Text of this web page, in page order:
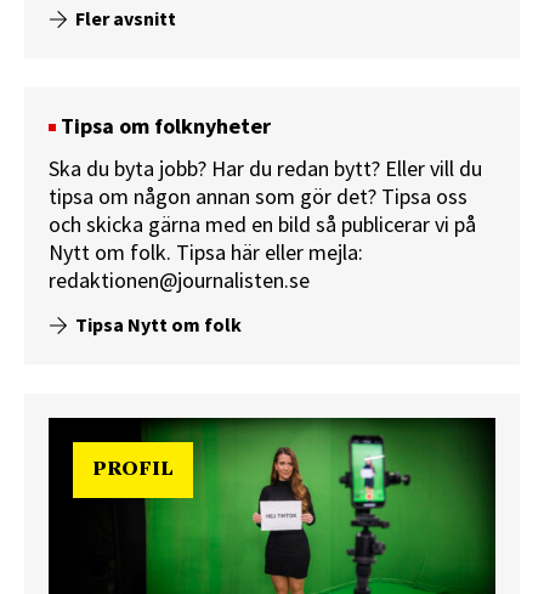
Fler avsnitt
Tipsa om folknyheter
Ska du byta jobb? Har du redan bytt? Eller vill du
tipsa om någon annan som gör det? Tipsa oss
och skicka gärna med en bild så publicerar vi på
Nytt om folk. Tipsa här eller mejla:
redaktionen@journalisten.se
Tipsa Nytt om folk
PROFIL